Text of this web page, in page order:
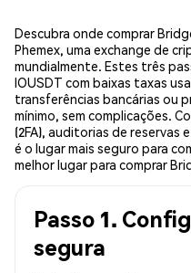
Descubra onde comprar
Phemex, uma exchange de
mundialmente. Estes três
IOUSDT com baixas taxas
transferências bancárias ou
mínimo, sem complicações.
(2FA), auditorias de reservas
é o lugar mais seguro para
melhor lugar para comprar
Passo 1.
segura